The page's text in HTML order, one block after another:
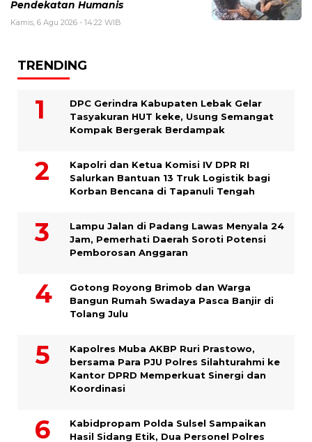
Pendekatan Humanis
Kamis, 6 Agu 2026 - 14:22 WIB
TRENDING
DPC Gerindra Kabupaten Lebak Gelar
Tasyakuran HUT keke, Usung Semangat
Kompak Bergerak Berdampak
Kapolri dan Ketua Komisi IV DPR RI
Salurkan Bantuan 13 Truk Logistik bagi
Korban Bencana di Tapanuli Tengah
Lampu Jalan di Padang Lawas Menyala 24
Jam, Pemerhati Daerah Soroti Potensi
Pemborosan Anggaran
Gotong Royong Brimob dan Warga
Bangun Rumah Swadaya Pasca Banjir di
Tolang Julu
Kapolres Muba AKBP Ruri Prastowo,
bersama Para PJU Polres Silahturahmi ke
Kantor DPRD Memperkuat Sinergi dan
Koordinasi
Kabidpropam Polda Sulsel Sampaikan
Hasil Sidang Etik, Dua Personel Polres